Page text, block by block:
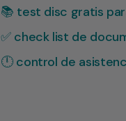
📚 test disc gratis
✅ check list de
🕛 control de